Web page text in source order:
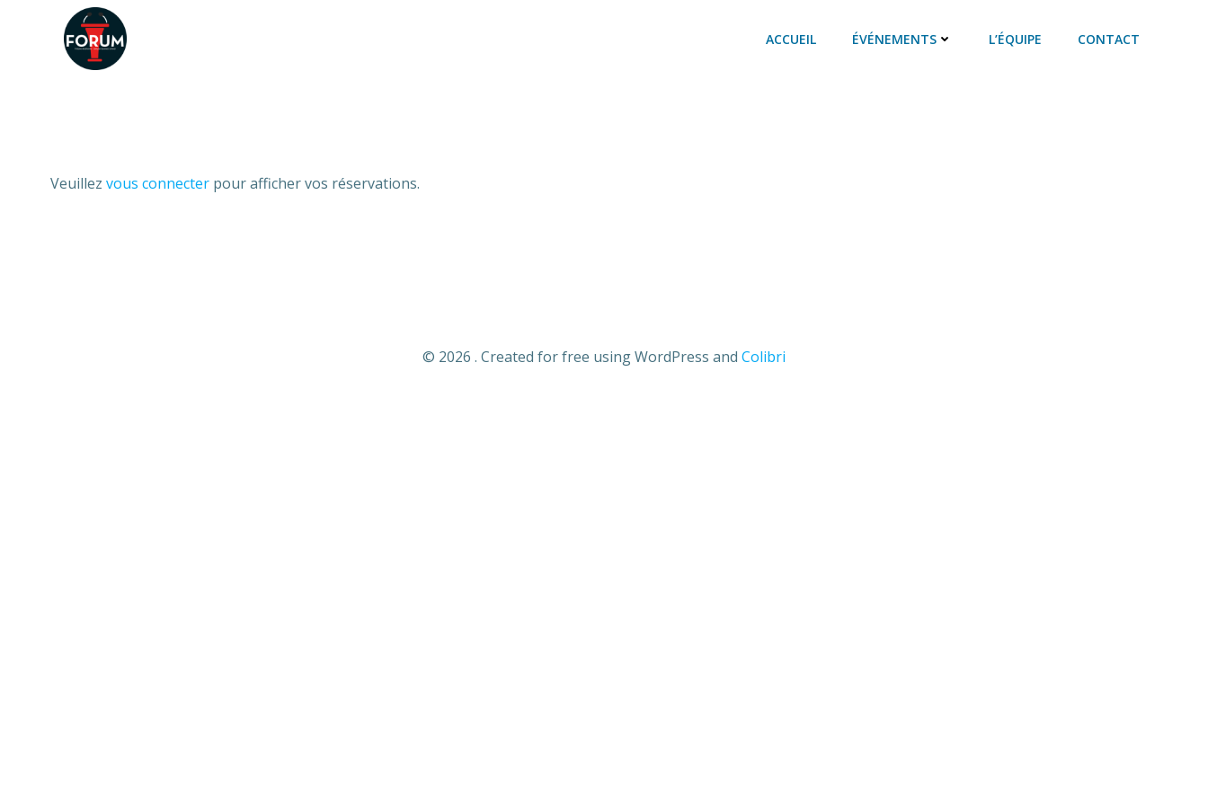
ACCUEIL ÉVÉNEMENTS L’ÉQUIPE CONTACT
Veuillez vous connecter pour afficher vos réservations.
© 2026 . Created for free using WordPress and Colibri